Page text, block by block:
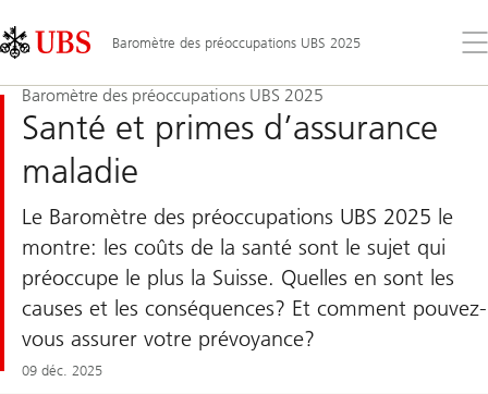
Links
Area
Baromètre des préoccupations UBS 2025
le
Baromètre des préoccupations UBS 2025
Santé et primes d’assurance
maladie
Le Baromètre des préoccupations UBS 2025 le
montre: les coûts de la santé sont le sujet qui
préoccupe le plus la Suisse. Quelles en sont les
causes et les conséquences? Et comment pouvez-
vous assurer votre prévoyance?
09 déc. 2025